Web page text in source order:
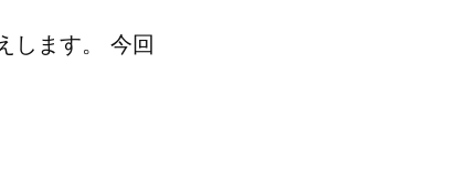
します。 今回